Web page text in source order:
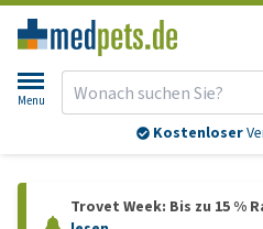
Menu
Kostenloser
Trovet Week: Bis zu 15 %